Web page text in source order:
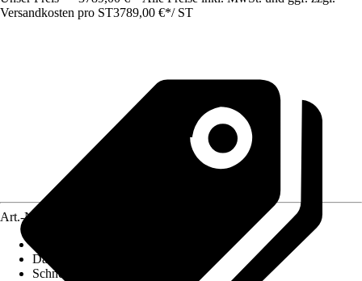
Versandkosten pro ST3789,00 €*/ ST
Art.-Nr.
Dachform
Schneelast